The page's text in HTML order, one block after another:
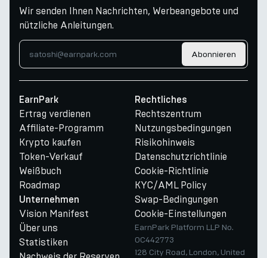
Wir senden Ihnen Nachrichten, Werbeangebote und
nützliche Anleitungen.
Abonnieren
EarnPark
Ertrag verdienen
Affiliate-Programm
Krypto kaufen
Token-Verkauf
Weißbuch
Roadmap
Unternehmen
Vision Manifest
Über uns
Statistiken
Rechtliches
Rechtszentrum
Nutzungsbedingungen
Risikohinweis
Datenschutzrichtlinie
Cookie-Richtlinie
KYC/AML Policy
Swap-Bedingungen
Cookie-Einstellungen
EarnPark Platform LLP No.
OC442773
128 City Road, London, United